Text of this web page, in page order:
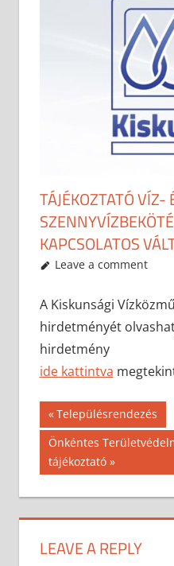
TÁJÉKOZTATÓ VÍZ-
KAPCSOLATOS
2017-07-20
anisity.attilla
Egyéb
Leave a comment
A Kiskunsági
hirdetményét
hirdetmény
ide kattintva
Bejegyzés
navigáció
Previous
Post:
Településrendezés
Next
Post:
Önkéntes
tájékoztató
LEAVE A REPLY